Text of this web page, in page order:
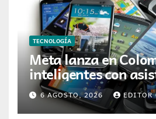
TECNOLOGÍA
Meta lanza en
inteligentes con
inteligencia
6 AGOSTO, 2026 EDITOR